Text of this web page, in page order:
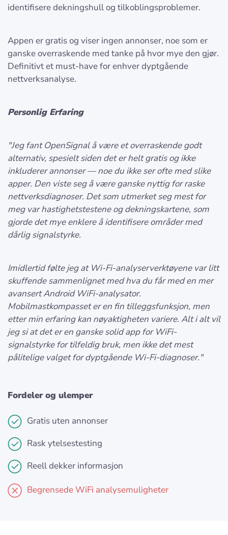
identifisere dekningshull og tilkoblingsproblemer.
Appen er gratis og viser ingen annonser, noe som er
ganske overraskende med tanke på hvor mye den gjør.
Definitivt et must-have for enhver dyptgående
nettverksanalyse.
Personlig Erfaring
"Jeg fant OpenSignal å være et overraskende godt
alternativ, spesielt siden det er helt gratis og ikke
inkluderer annonser — noe du ikke ser ofte med slike
apper. Den viste seg å være ganske nyttig for raske
nettverksdiagnoser. Det som utmerket seg mest for
meg var hastighetstestene og dekningskartene, som
gjorde det mye enklere å identifisere områder med
dårlig signalstyrke.
Imidlertid følte jeg at Wi-Fi-analyserverktøyene var litt
skuffende sammenlignet med hva du får med en mer
avansert Android WiFi-analysator.
Mobilmastkompasset er en fin tilleggsfunksjon, men
etter min erfaring kan nøyaktigheten variere. Alt i alt vil
jeg si at det er en ganske solid app for WiFi-
signalstyrke for tilfeldig bruk, men ikke det mest
pålitelige valget for dyptgående Wi-Fi-diagnoser."
Fordeler og ulemper
Gratis uten annonser
Rask ytelsestesting
Reell dekker informasjon
Begrensede WiFi analysemuligheter